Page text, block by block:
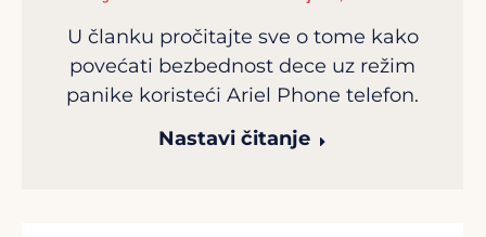
U članku pročitajte sve o tome kako
povećati bezbednost dece uz režim
panike koristeći Ariel Phone telefon.
Nastavi čitanje